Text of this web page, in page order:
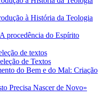
à História da Teologia
procedência do Espírito
de textos
de Textos
do Bem e do Mal: Criação
Precisa Nascer de Novo»